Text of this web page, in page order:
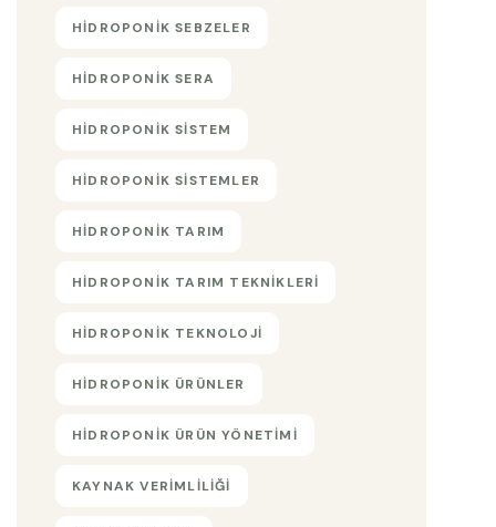
HIDROPONIK SEBZELER
HIDROPONIK SERA
HIDROPONIK SISTEM
HIDROPONIK SISTEMLER
HIDROPONIK TARIM
HIDROPONIK TARIM TEKNIKLERI
HIDROPONIK TEKNOLOJI
HIDROPONIK ÜRÜNLER
HIDROPONIK ÜRÜN YÖNETIMI
KAYNAK VERIMLILIĞI